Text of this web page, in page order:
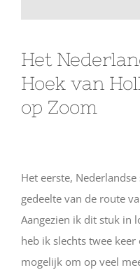
Het
Hoek van
op Zoom
Het eerste,
gedeelte van de route
Aangezien ik dit stuk in
heb ik slechts twee
mogelijk om op veel